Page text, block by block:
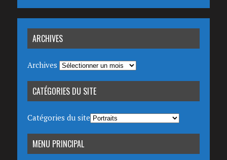
ARCHIVES
Archives
CATÉGORIES DU SITE
Catégories du site
MENU PRINCIPAL